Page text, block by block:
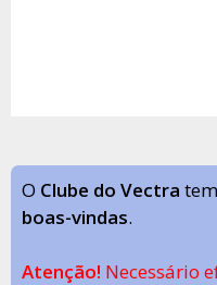
O Clube do Vectra
boas-vindas.
Atenção! Necessário